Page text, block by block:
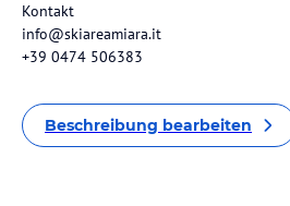
Kontakt
info@skiareamiara.it
+39 0474 506383
Beschreibung bearbeiten